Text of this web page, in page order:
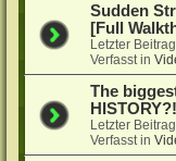
Sudden
[Full
Letzter
Verfasst in
The
HISTORY?!
Letzter
Verfasst in